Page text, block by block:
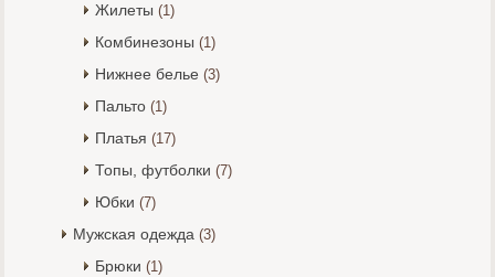
Жилеты (1)
Комбинезоны (1)
Нижнее белье (3)
Пальто (1)
Платья (17)
Топы, футболки (7)
Юбки (7)
Мужская одежда (3)
Брюки (1)